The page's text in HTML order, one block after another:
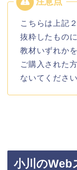
こちらは上記
抜粋したもの
教材いずれかを
ご購入された
ないてください
小川のWeb